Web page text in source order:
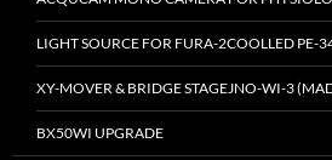
LIGHT SOURCE FOR FURA-2COOLLED PE-
XY-MOVER & BRIDGE STAGEJNO-WI-3
BX50WI UPGRADE